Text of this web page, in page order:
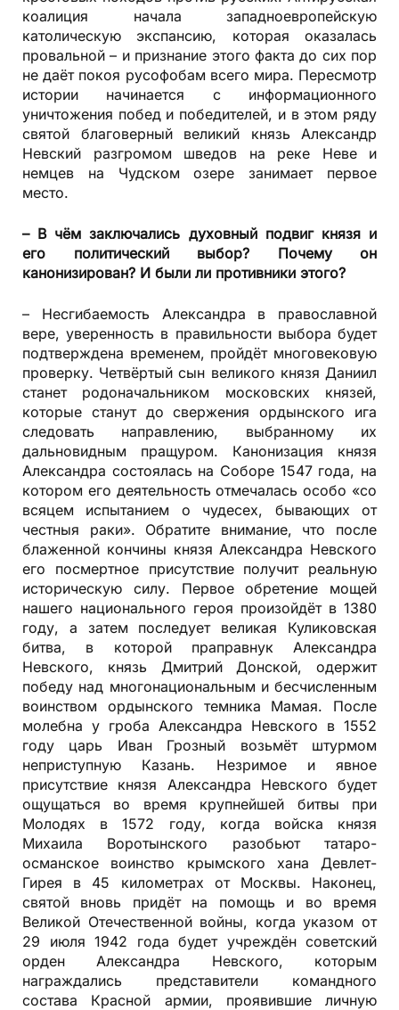
коалиция начала западноевропейскую
католическую экспансию, которая оказалась
провальной – и признание этого факта до сих пор
не даёт покоя русофобам всего мира. Пересмотр
истории начинается с информационного
уничтожения побед и победителей, и в этом ряду
святой благоверный великий князь Александр
Невский разгромом шведов на реке Неве и
немцев на Чудском озере занимает первое
место.
– В чём заключались духовный подвиг князя и
его политический выбор? Почему он
канонизирован? И были ли противники этого?
– Несгибаемость Александра в православной
вере, уверенность в правильности выбора будет
подтверждена временем, пройдёт многовековую
проверку. Четвёртый сын великого князя Даниил
станет родоначальником московских князей,
которые станут до свержения ордынского ига
следовать направлению, выбранному их
дальновидным пращуром. Канонизация князя
Александра состоялась на Соборе 1547 года, на
котором его деятельность отмечалась особо «со
всяцем испытанием о чудесех, бывающих от
честныя раки». Обратите внимание, что после
блаженной кончины князя Александра Невского
его посмертное присутствие получит реальную
историческую силу. Первое обретение мощей
нашего национального героя произойдёт в 1380
году, а затем последует великая Куликовская
битва, в которой праправнук Александра
Невского, князь Дмитрий Донской, одержит
победу над многонациональным и бесчисленным
воинством ордынского темника Мамая. После
молебна у гроба Александра Невского в 1552
году царь Иван Грозный возьмёт штурмом
неприступную Казань. Незримое и явное
присутствие князя Александра Невского будет
ощущаться во время крупнейшей битвы при
Молодях в 1572 году, когда войска князя
Михаила Воротынского разобьют татаро-
османское воинство крымского хана Девлет-
Гирея в 45 километрах от Москвы. Наконец,
святой вновь придёт на помощь и во время
Великой Отечественной войны, когда указом от
29 июля 1942 года будет учреждён советский
орден Александра Невского, которым
награждались представители командного
состава Красной армии, проявившие личную